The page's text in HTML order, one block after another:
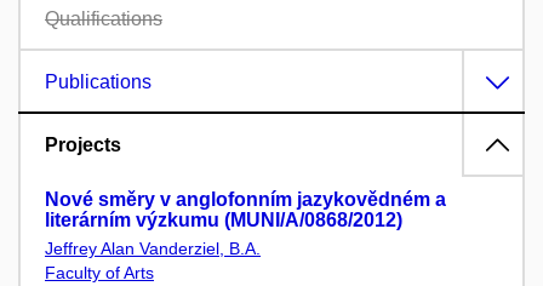
Qualifications
Publications
Projects
Nové směry v anglofonním jazykovědném a
literárním výzkumu (MUNI/A/0868/2012)
Jeffrey Alan Vanderziel, B.A.
Faculty of Arts